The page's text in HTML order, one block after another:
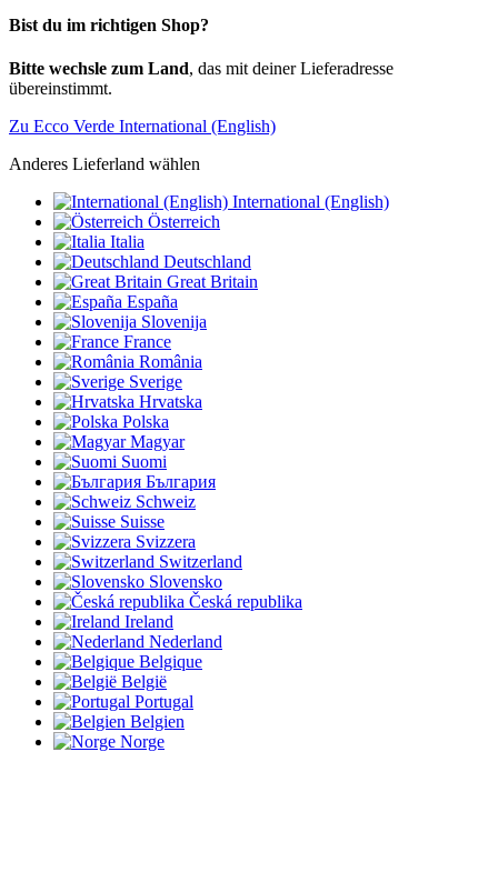
Bist du im richtigen Shop?
Bitte wechsle zum Land, das mit deiner Lieferadresse
übereinstimmt.
Zu Ecco Verde International (English)
Anderes Lieferland wählen
International (English)
Österreich
Italia
Deutschland
Great Britain
España
Slovenija
France
România
Sverige
Hrvatska
Polska
Magyar
Suomi
България
Schweiz
Suisse
Svizzera
Switzerland
Slovensko
Česká republika
Ireland
Nederland
Belgique
België
Portugal
Belgien
Norge